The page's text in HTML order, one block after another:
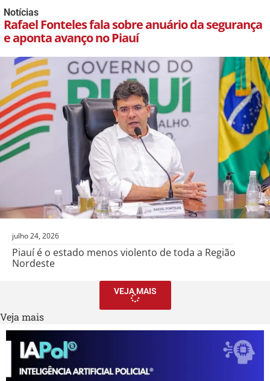
Notícias
Rafael Fonteles fala sobre anuário da segurança
e aponta avanço no Piauí
julho 24, 2026
Piauí é o estado menos violento de toda a Região
Nordeste
VEJA MAIS
Veja mais